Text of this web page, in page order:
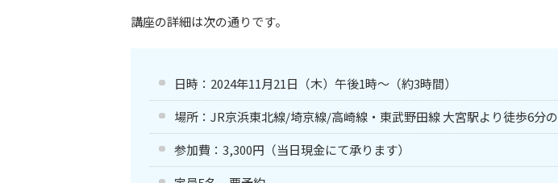
講座の詳細は次の通りです。
日時：2024年11月21日（木）午後1時〜（約3時間）
場所：JR京浜東北線/埼京線/高崎線・東武野田線 大宮駅より徒歩6分
参加費：3,300円（当日現金にて承ります）